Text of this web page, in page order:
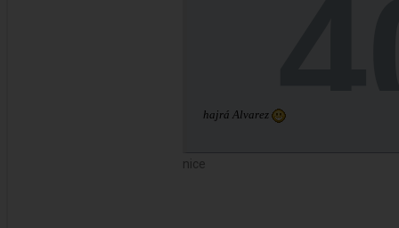
hajrá Alvarez
nice